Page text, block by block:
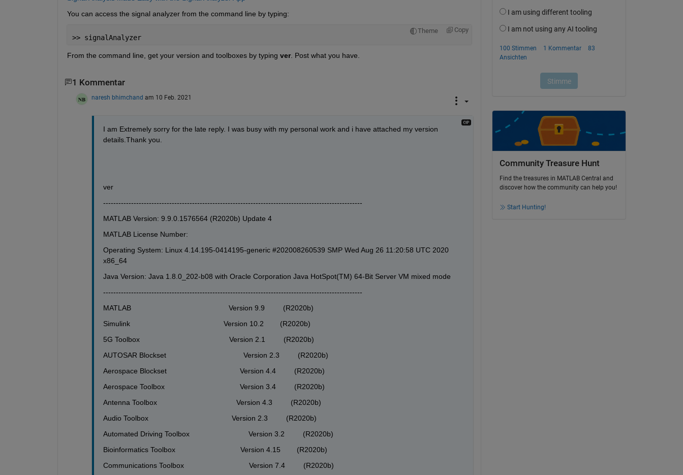
You can access the signal analyzer from the command line by typing:
Theme Copy
>> signalAnalyzer
From the command line, get your version and toolboxes by typing ver. Post what you have.
1 Kommentar
naresh bhimchand am 10 Feb. 2021
I am Extremely sorry for the late reply. I was busy with my personal work and i have attached my version
details.Thank you.
ver
------------------------------------------------------------------------------------------------------
MATLAB Version: 9.9.0.1576564 (R2020b) Update 4
MATLAB License Number:
Operating System: Linux 4.14.195-0414195-generic #202008260539 SMP Wed Aug 26 11:20:58 UTC 2020
x86_64
Java Version: Java 1.8.0_202-b08 with Oracle Corporation Java HotSpot(TM) 64-Bit Server VM mixed mode
------------------------------------------------------------------------------------------------------
MATLAB                                                Version 9.9         (R2020b)
Simulink                                              Version 10.2        (R2020b)
5G Toolbox                                            Version 2.1         (R2020b)
AUTOSAR Blockset                                      Version 2.3         (R2020b)
Aerospace Blockset                                    Version 4.4         (R2020b)
Aerospace Toolbox                                     Version 3.4         (R2020b)
Antenna Toolbox                                       Version 4.3         (R2020b)
Audio Toolbox                                         Version 2.3         (R2020b)
Automated Driving Toolbox                             Version 3.2         (R2020b)
Bioinformatics Toolbox                                Version 4.15        (R2020b)
Communications Toolbox                                Version 7.4         (R2020b)
Community Treasure Hunt
Find the treasures in MATLAB Central and
discover how the community can help you!
Start Hunting!